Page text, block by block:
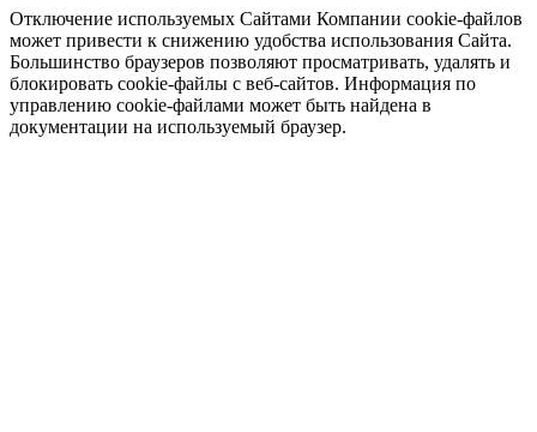
Отключение используемых Сайтами Компании cookie-файлов
может привести к снижению удобства использования Сайта.
Большинство браузеров позволяют просматривать, удалять и
блокировать cookie-файлы c веб-сайтов. Информация по
управлению cookie-файлами может быть найдена в
документации на используемый браузер.